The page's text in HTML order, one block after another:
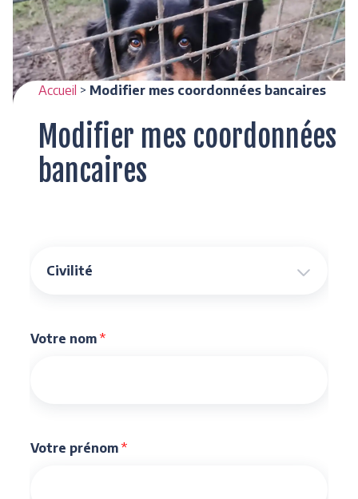
Accueil > Modifier mes coordonnées bancaires
Modifier mes coordonnées
bancaires
Votre nom *
Votre prénom *